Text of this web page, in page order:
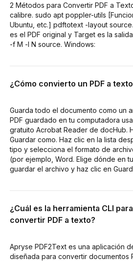
2 Métodos para Convertir PDF a
calibre. sudo apt poppler-utils
Ubuntu, etc.] pdftotext -layout
es el PDF original y Target es la
-f M -l N source. Windows:
¿Cómo convierto un PDF a
Guarda todo el documento como un
PDF guardado en tu computadora
gratuito Acrobat Reader de docHub.
Guardar como. Haz clic en la lista
tipo y selecciona el formato de
(por ejemplo, Word. Elige dónde en
guardar el archivo y haz clic en
¿Cuál es la herramienta CLI para
convertir PDF a texto?
Apryse PDF2Text es una aplicación
diseñada para convertir documentos